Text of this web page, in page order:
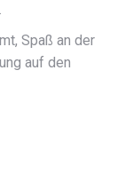
Spaß an der
auf den